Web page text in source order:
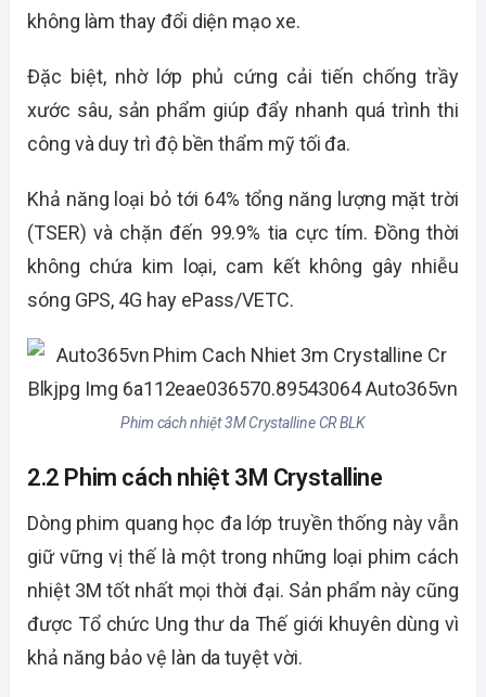
không làm thay đổi diện mạo xe.
Đặc biệt, nhờ lớp phủ cứng cải tiến chống trầy
xước sâu, sản phẩm giúp đẩy nhanh quá trình thi
công và duy trì độ bền thẩm mỹ tối đa.
Khả năng loại bỏ tới 64% tổng năng lượng mặt trời
(TSER) và chặn đến 99.9% tia cực tím. Đồng thời
không chứa kim loại, cam kết không gây nhiễu
sóng GPS, 4G hay ePass/VETC.
Phim cách nhiệt 3M Crystalline CR BLK
2.2 Phim cách nhiệt 3M Crystalline
Dòng phim quang học đa lớp truyền thống này vẫn
giữ vững vị thế là một trong những loại phim cách
nhiệt 3M tốt nhất mọi thời đại. Sản phẩm này cũng
được Tổ chức Ung thư da Thế giới khuyên dùng vì
khả năng bảo vệ làn da tuyệt vời.